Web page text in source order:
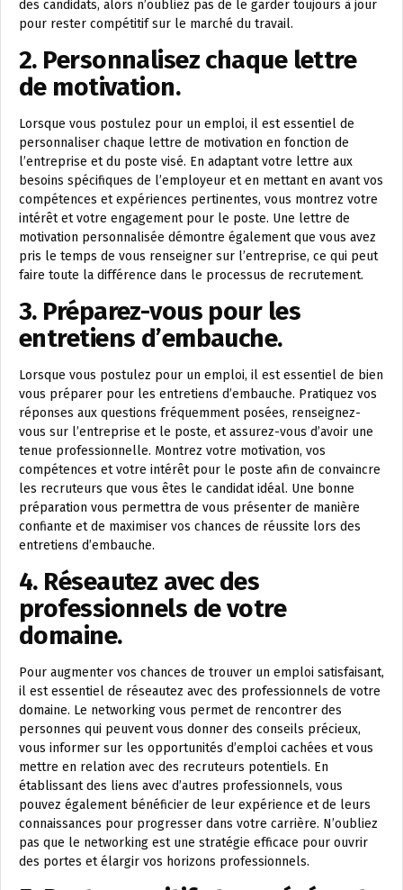
des candidats, alors n’oubliez pas de le garder toujours à jour
pour rester compétitif sur le marché du travail.
2. Personnalisez chaque lettre
de motivation.
Lorsque vous postulez pour un emploi, il est essentiel de
personnaliser chaque lettre de motivation en fonction de
l’entreprise et du poste visé. En adaptant votre lettre aux
besoins spécifiques de l’employeur et en mettant en avant vos
compétences et expériences pertinentes, vous montrez votre
intérêt et votre engagement pour le poste. Une lettre de
motivation personnalisée démontre également que vous avez
pris le temps de vous renseigner sur l’entreprise, ce qui peut
faire toute la différence dans le processus de recrutement.
3. Préparez-vous pour les
entretiens d’embauche.
Lorsque vous postulez pour un emploi, il est essentiel de bien
vous préparer pour les entretiens d’embauche. Pratiquez vos
réponses aux questions fréquemment posées, renseignez-
vous sur l’entreprise et le poste, et assurez-vous d’avoir une
tenue professionnelle. Montrez votre motivation, vos
compétences et votre intérêt pour le poste afin de convaincre
les recruteurs que vous êtes le candidat idéal. Une bonne
préparation vous permettra de vous présenter de manière
confiante et de maximiser vos chances de réussite lors des
entretiens d’embauche.
4. Réseautez avec des
professionnels de votre
domaine.
Pour augmenter vos chances de trouver un emploi satisfaisant,
il est essentiel de réseautez avec des professionnels de votre
domaine. Le networking vous permet de rencontrer des
personnes qui peuvent vous donner des conseils précieux,
vous informer sur les opportunités d’emploi cachées et vous
mettre en relation avec des recruteurs potentiels. En
établissant des liens avec d’autres professionnels, vous
pouvez également bénéficier de leur expérience et de leurs
connaissances pour progresser dans votre carrière. N’oubliez
pas que le networking est une stratégie efficace pour ouvrir
des portes et élargir vos horizons professionnels.